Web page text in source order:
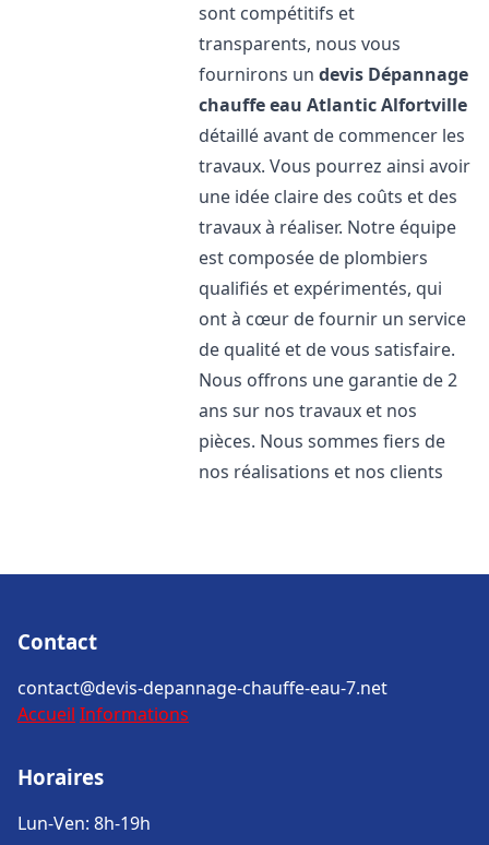
sont compétitifs et
transparents, nous vous
fournirons undevis Dépannage
chauffe eau AtlanticAlfortville
détaillé avant de commencer les
travaux. Vous pourrez ainsi avoir
une idée claire des coûts et des
travaux à réaliser. Notre équipe
est composée de plombiers
qualifiés et expérimentés, qui
ont à cœur de fournir un service
de qualité et de vous satisfaire.
Nous offrons une garantie de 2
ans sur nos travaux et nos
pièces. Nous sommes fiers de
nos réalisations et nos clients
Contact
contact@devis-depannage-chauffe-eau-7.net
Accueil Informations
Horaires
Lun-Ven: 8h-19h